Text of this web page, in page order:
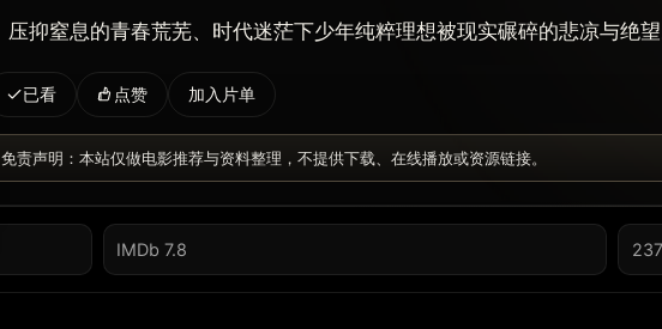
压抑窒息的青春荒芜、时代迷茫下少年纯粹理想被现实碾碎的悲凉与绝望
已看 点赞 加入片单
免责声明：本站仅做电影推荐与资料整理，不提供下载、在线播放或资源链接。
IMDb 7.8